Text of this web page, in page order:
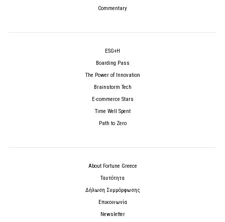
Commentary
ESG+H
Boarding Pass
The Power of Innovation
Brainstorm Tech
E-commerce Stars
Time Well Spent
Path to Zero
About Fortune Greece
Ταυτότητα
Δήλωση Συμμόρφωσης
Επικοινωνία
Newsletter